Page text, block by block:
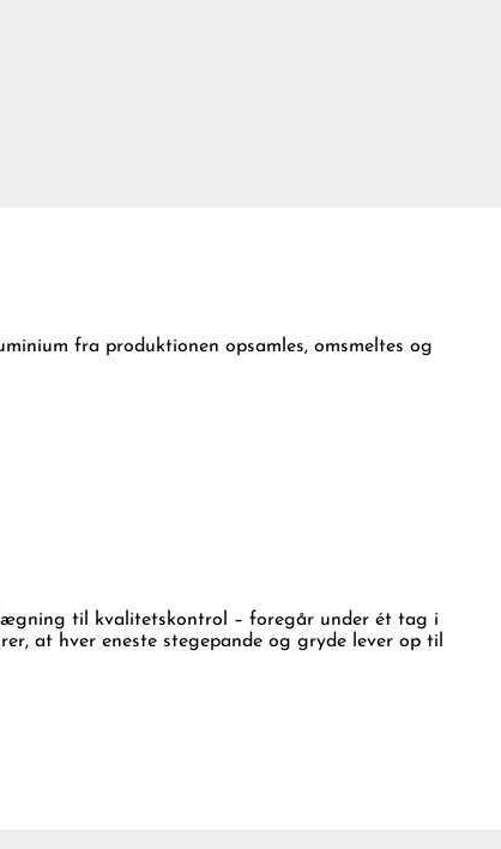
fra produktionen opsamles, omsmeltes og
til kvalitetskontrol – foregår under ét tag i
at hver eneste stegepande og gryde lever op til